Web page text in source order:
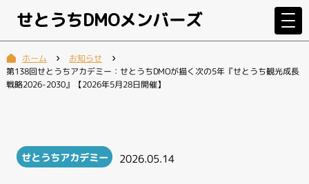
せとうちDMOメンバーズ
ホーム お知らせ
第138回せとうちアカデミー：せとうちDMOが描く次の5年『せとうち観光成長
戦略2026-2030』【2026年5月28日開催】
せとうちアカデミー 2026.05.14